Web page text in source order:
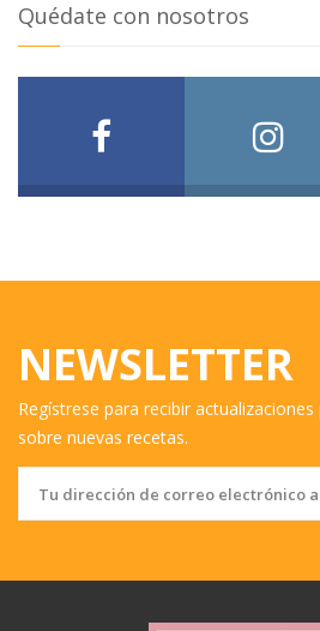
Quédate con nosotros
NEWSLETTER
Regístrese para recibir
sobre nuevas recetas.